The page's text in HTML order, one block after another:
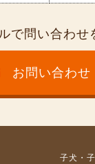
で問い合わせ
お問い合わせ
子犬・